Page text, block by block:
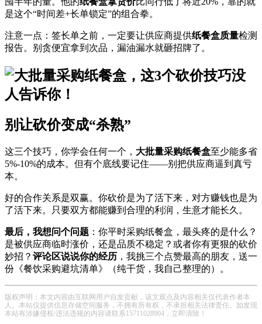
是这个“时间差+长单锁定”的组合拳。
注意一点：签长单之前，一定要让供应商提供纸餐盒质量检测
报告。别贪便宜拿到次品，漏油漏水就砸招牌了。
别让砍价变成“杀熟”
这三个技巧，你学会任何一个， 大批量采购纸餐盒至少能多省
5%-10%的成本。但有个底线要记住——别把供应商逼到真亏
本。
好的合作关系是双赢。你砍价是为了活下来，对方赚钱也是为
了活下来。只要双方都能赚到合理的利润，生意才能长久。
最后，我想问个问题 ：你平时采购纸餐盒，最头疼的是什么？
是被供应商临时涨价，还是品质不稳定？或者你有更狠的砍价
妙招？ 评论区说说你的经历 ，我挑三个点赞最高的朋友，送一
份《餐饮采购避坑清单》（纯干货，我自己整理的）。
版权声明：本文内容由互联网用户自发贡献，该文观点及内容相关仅代表作者本
人。本站仅提供信息存储空间服务，不拥有所有权，不承担相关法律责任。如发现
本站有涉嫌侵权/违法违规的内容请联系15711028904，立即清除！